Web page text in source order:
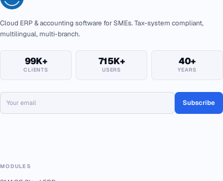
Cloud ERP & accounting software for SMEs. Tax-system compliant,
multilingual, multi-branch.
99K+
CLIENTS
715K+
USERS
40+
YEARS
Subscribe
MODULES